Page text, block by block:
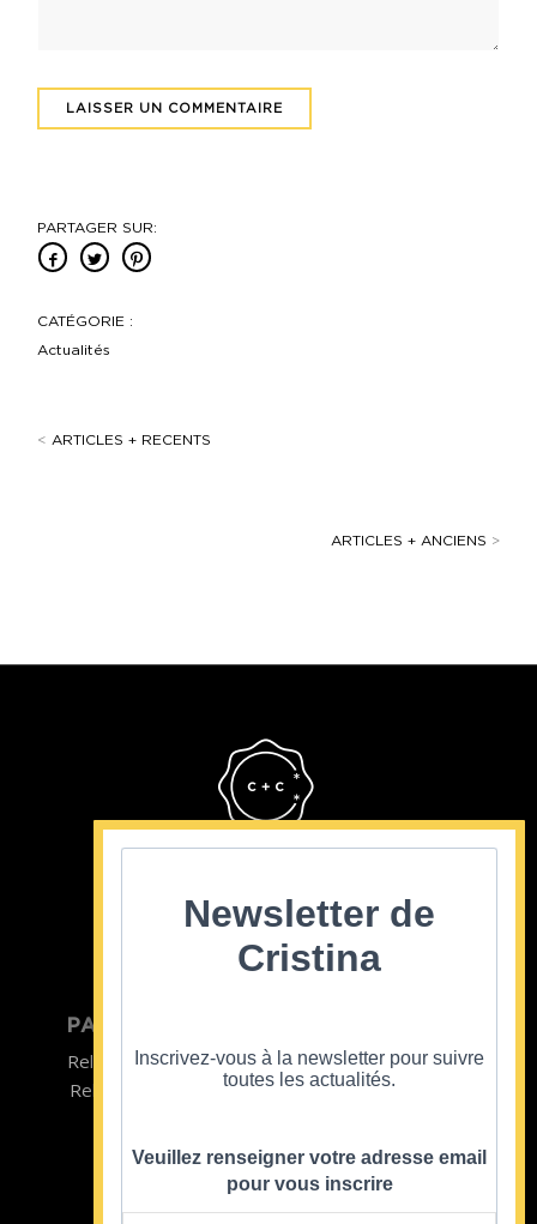
PARTAGER SUR:
CATÉGORIE :
Actualités
< ARTICLES + RECENTS
ARTICLES + ANCIENS >
PARTICULIER
Relooking homme
Relooking femme
Team Building
Formations
Newsletter de
Cristina
Inscrivez-vous à la newsletter pour suivre
toutes les actualités.
Veuillez renseigner votre adresse email
pour vous inscrire